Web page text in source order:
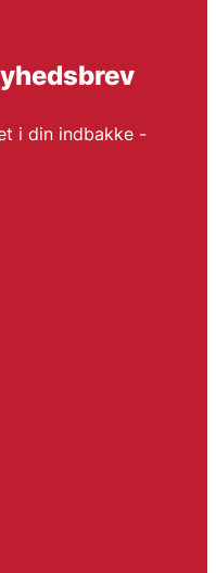
i din indbakke -